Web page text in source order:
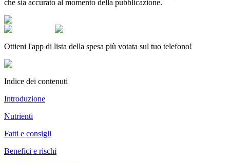
che sia accurato al momento della pubblicazione.
Ottieni l'app di lista della spesa più votata sul tuo telefono!
Indice dei contenuti
Introduzione
Nutrienti
Fatti e consigli
Benefici e rischi